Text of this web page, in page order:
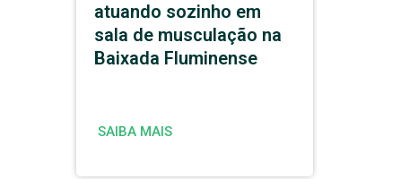
atuando sozinho em
sala de musculação na
Baixada Fluminense
SAIBA MAIS